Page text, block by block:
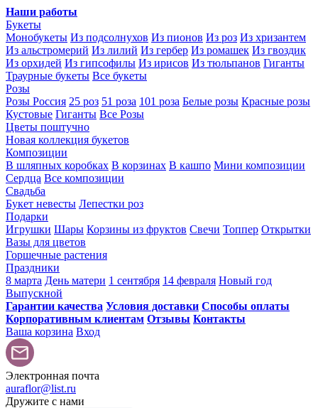
Наши работы
Букеты
Монобукеты Из подсолнухов Из пионов Из роз Из хризантем
Из альстромерий Из лилий Из гербер Из ромашек Из гвоздик
Из орхидей Из гипсофилы Из ирисов Из тюльпанов Гиганты
Траурные букеты Все букеты
Розы
Розы Россия 25 роз 51 роза 101 роза Белые розы Красные розы
Кустовые Гиганты Все Розы
Цветы поштучно
Новая коллекция букетов
Композиции
В шляпных коробках В корзинах В кашпо Мини композиции
Сердца Все композиции
Свадьба
Букет невесты Лепестки роз
Подарки
Игрушки Шары Корзины из фруктов Свечи Топпер Открытки
Вазы для цветов
Горшечные растения
Праздники
8 марта День матери 1 сентября 14 февраля Новый год
Выпускной
Гарантии качества Условия доставки Способы оплаты
Корпоративным клиентам Отзывы Контакты
Ваша корзина Вход
Электронная почта
auraflor@list.ru
Дружите с нами